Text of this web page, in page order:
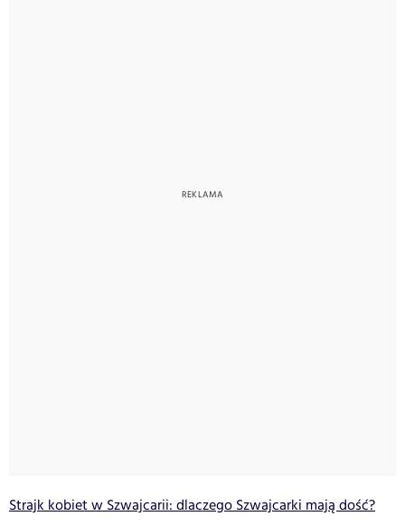
Strajk kobiet w Szwajcarii: dlaczego Szwajcarki mają dość?